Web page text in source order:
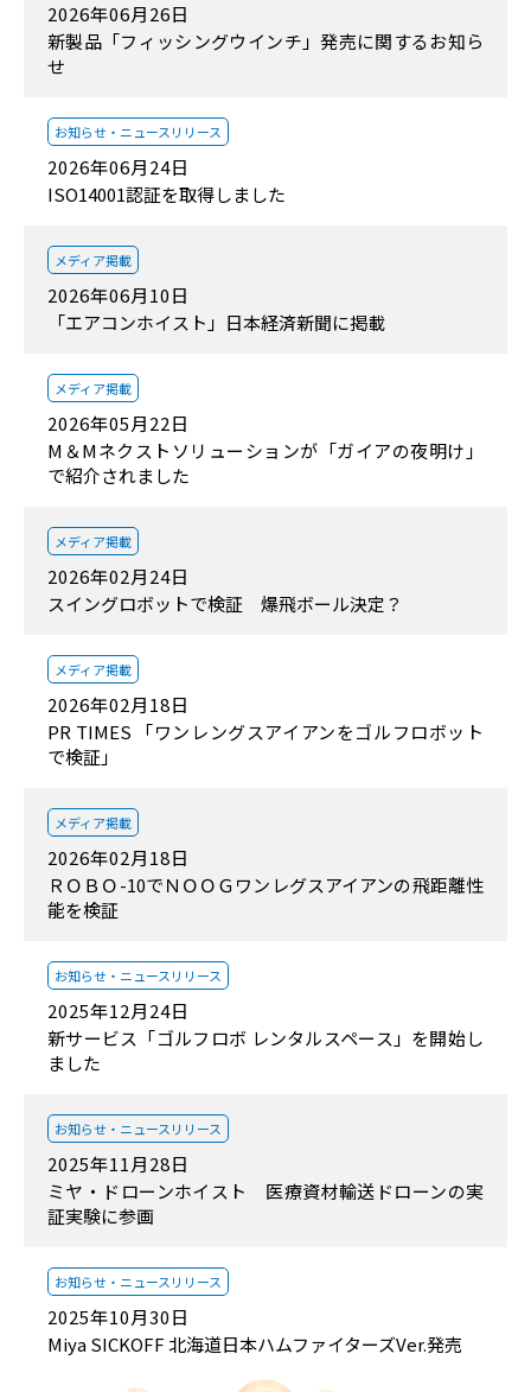
2026年06月26日
新製品「フィッシングウインチ」発売に関するお知ら
せ
2026年06月24日
お知らせ・ ニュースリリース
ISO14001認証を取得しました
2026年06月10日
メディア掲載
「エアコンホイスト」日本経済新聞に掲載
2026年05月22日
メディア掲載
M＆Mネクストソリューションが「ガイアの夜明け」
で紹介されました
2026年02月24日
メディア掲載
スイングロボットで検証 爆飛ボール決定？
2026年02月18日
メディア掲載
PR TIMES 「ワンレングスアイアンをゴルフロボット
で検証」
2026年02月18日
メディア掲載
ＲＯＢＯ-10でＮＯＯＧワンレグスアイアンの飛距離性
能を検証
2025年12月24日
お知らせ・ ニュースリリース
新サービス「ゴルフロボ レンタルスペース」を開始し
ました
2025年11月28日
お知らせ・ ニュースリリース
ミヤ・ドローンホイスト 医療資材輸送ドローンの実
証実験に参画
2025年10月30日
お知らせ・ ニュースリリース
Miya SICKOFF 北海道日本ハムファイターズVer.発売